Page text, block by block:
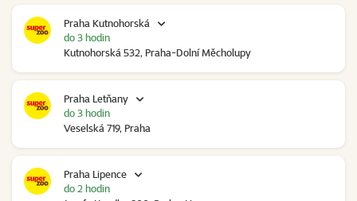
Praha Kutnohorská
Kutnohorská 532, Praha-Dolní Měcholupy
do 3 hodin
Praha Letňany
Veselská 719, Praha
do 3 hodin
Praha Lipence
do 2 hodin